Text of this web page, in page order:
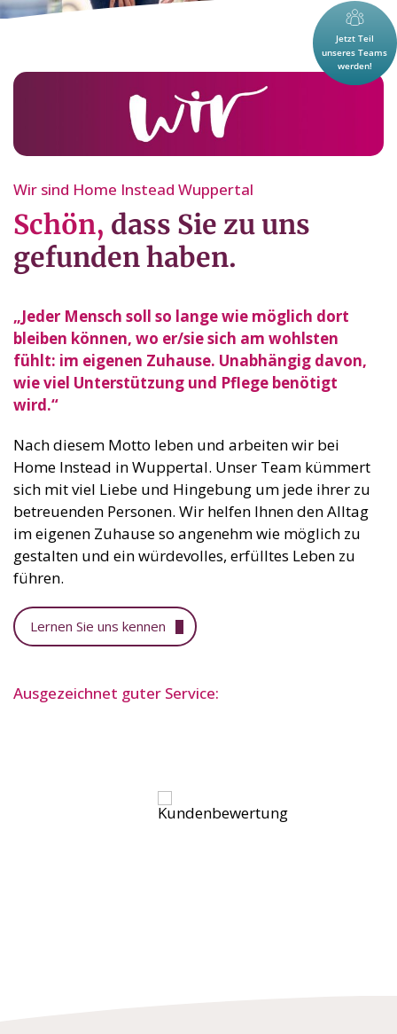
Wir sind Home Instead Wuppertal
Schön, dass Sie zu uns
gefunden haben.
„Jeder Mensch soll so lange wie möglich dort
bleiben können, wo er/sie sich am wohlsten
fühlt: im eigenen Zuhause. Unabhängig davon,
wie viel Unterstützung und Pflege benötigt
wird.“
Nach diesem Motto leben und arbeiten wir bei
Home Instead in Wuppertal. Unser Team kümmert
sich mit viel Liebe und Hingebung um jede ihrer zu
betreuenden Personen. Wir helfen Ihnen den Alltag
im eigenen Zuhause so angenehm wie möglich zu
gestalten und ein würdevolles, erfülltes Leben zu
führen.
Lernen Sie uns kennen
Ausgezeichnet guter Service: